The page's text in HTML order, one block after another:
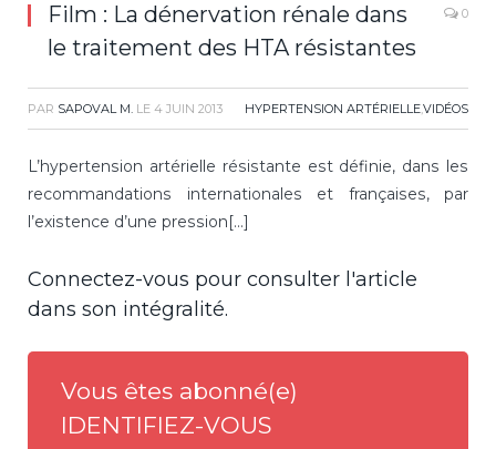
Film : La dénervation rénale dans
le traitement des HTA résistantes
0
PAR SAPOVAL M. LE 4 JUIN 2013 HYPERTENSION ARTÉRIELLE,VIDÉOS
L’hypertension artérielle résistante est définie, dans les
recommandations internationales et françaises, par
l’existence d’une pression[...]
Connectez-vous pour consulter l'article
dans son intégralité.
Vous êtes abonné(e)
IDENTIFIEZ-VOUS